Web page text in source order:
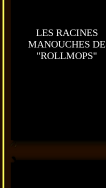
LES RACINES
MANOUCHES DE
"ROLLMOPS"